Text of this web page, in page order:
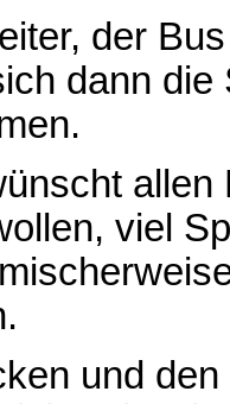
der
dann
viel
und